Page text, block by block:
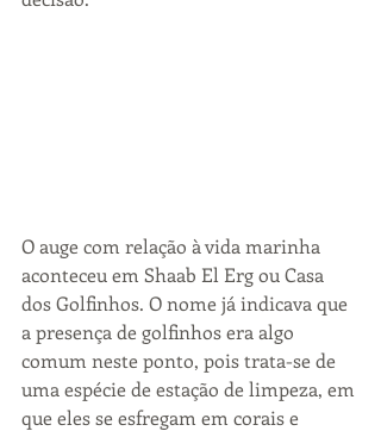
O auge com relação à vida marinha
aconteceu em Shaab El Erg ou Casa
dos Golfinhos. O nome já indicava que
a presença de golfinhos era algo
comum neste ponto, pois trata-se de
uma espécie de estação de limpeza, em
que eles se esfregam em corais e